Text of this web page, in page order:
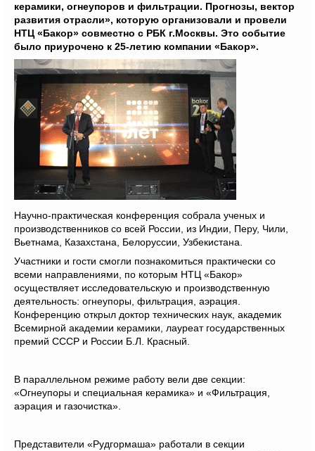
керамики, огнеупоров и фильтрации. Прогнозы, вектор
развития отрасли», которую организовали и провели
НТЦ «Бакор» совместно с РБК г.Москвы. Это событие
было приурочено к 25-летию компании «Бакор».
Научно-практическая конференция собрала ученых и
производственников со всей России, из Индии, Перу, Чили,
Вьетнама, Казахстана, Белоруссии, Узбекистана.
Участники и гости смогли познакомиться практически со
всеми направлениями, по которым НТЦ «Бакор»
осуществляет исследовательскую и производственную
деятельность: огнеупоры, фильтрация, аэрация.
Конференцию открыл доктор технических наук, академик
Всемирной академии керамики, лауреат государственных
премий СССР и России Б.Л. Красный.
В параллельном режиме работу вели две секции:
«Огнеупоры и специальная керамика» и «Фильтрация,
аэрация и газочистка».
Представители «Рудгормаша» работали в секции